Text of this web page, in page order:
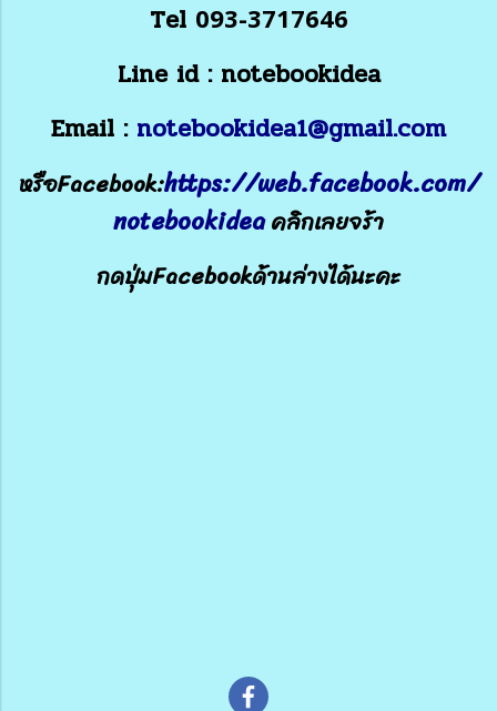
Tel 093-3717646
Line id : notebookidea
Email : notebookidea1@gmail.com
หรือFacebook:https://web.facebook.com/
notebookideaคลิกเลยจร้า
กดปุ่มFacebookด้านล่างได้นะคะ